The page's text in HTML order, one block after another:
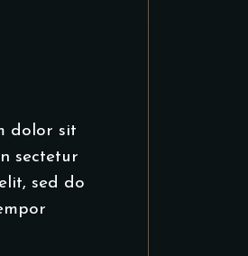
dolor sit
sectetur
sed do